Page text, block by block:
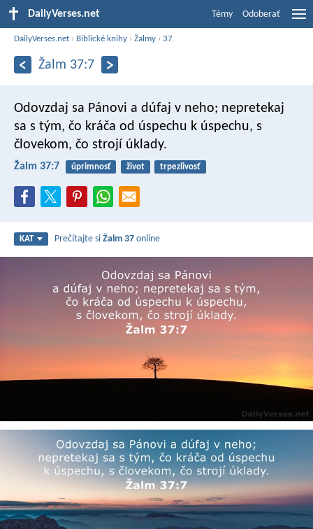
DailyVerses.net Témy Odoberať
DailyVerses.net › Biblické knihy ›Žalmy ›37
Žalm 37:7
Odovzdaj sa Pánovi a dúfaj v neho; nepretekaj
sa s tým, čo kráča od úspechu k úspechu, s
človekom, čo strojí úklady.
Žalm 37:7 úprimnosť život trpezlivosť
KAT Prečítajte siŽalm 37 online